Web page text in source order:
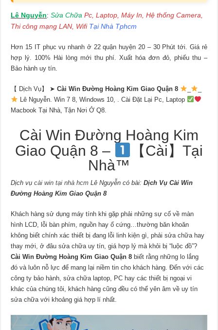
Lê Nguyễn:Sửa Chữa Pc, Laptop, Máy In, Hệ thống Camera,
Thi công mạng LAN, Wifi Tại Nhà Tphcm
Hơn 15 IT phục vụ nhanh ở 22 quận huyện 20 – 30 Phút tới. Giá rẻ
hợp lý. 100% Hài lòng mới thu phí. Xuất hóa đơn đỏ, phiếu thu –
Bảo hành uy tín.
【 Dịch Vụ】 ➤Cài Win Đường Hoàng Kim Giao Quận 8
Lê Nguyễn. Win 7 8, Windows 10, . Cài Đặt Lại Pc, Laptop
Macbook Tại Nhà, Tận Nơi Ở Q8.
Cài Win Đường Hoàng Kim
Giao Quận 8 –
【Cài】Tại
Nhà™
Dịch vụ cài win tại nhà hcm Lê Nguyễn có bài:Dịch Vụ Cài Win
Đường Hoàng Kim Giao Quận 8
Khách hàng sử dụng máy tính khi gặp phải những sự cố về màn
hình LCD, lỗi bàn phím, nguồn hay ổ cứng…thường băn khoăn
không biết chính xác thiết bị đang lỗi linh kiện gì, phải sửa chữa hay
thay mới, ở đâu sửa chữa uy tín, giá hợp lý mà khỏi bị “luộc đồ”?
Cài Win Đường Hoàng Kim Giao Quận 8biết rằng những lo lắng
đó và luôn nỗ lực để mang lại niềm tin cho khách hàng. Đến với các
công ty bảo hành, sửa chữa laptop, PC hay các thiết bị ngoại vi
khác của chúng tôi, khách hàng cũng đều có thể yên âm về uy tín
sửa chữa với khoảng giá hợp lí nhất.